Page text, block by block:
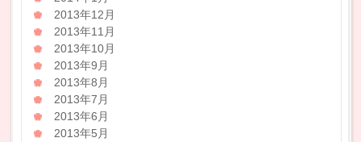
2013年12月
2013年11月
2013年10月
2013年9月
2013年8月
2013年7月
2013年6月
2013年5月